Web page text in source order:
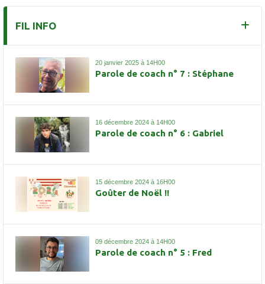
FIL INFO
20 janvier 2025 à 14H00
Parole de coach n° 7 : Stéphane
16 décembre 2024 à 14H00
Parole de coach n° 6 : Gabriel
15 décembre 2024 à 16H00
Goûter de Noël !!
09 décembre 2024 à 14H00
Parole de coach n° 5 : Fred